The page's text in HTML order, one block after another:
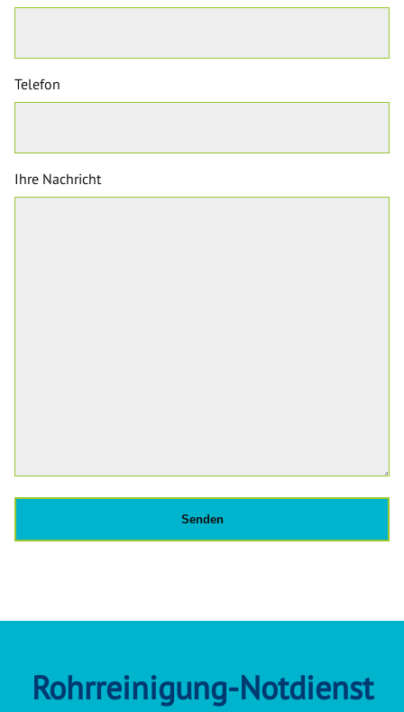
Telefon
Ihre Nachricht
Rohrreinigung-Notdienst